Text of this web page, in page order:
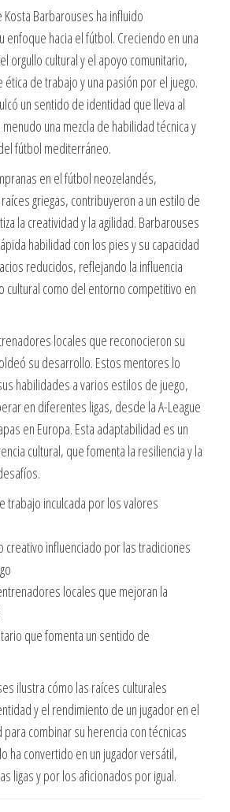
Kosta Barbarouses ha influido
enfoque hacia el fútbol. Creciendo en una
orgullo cultural y el apoyo comunitario,
de trabajo y una pasión por el juego.
un sentido de identidad que lleva al
una mezcla de habilidad técnica y
fútbol mediterráneo.
en el fútbol neozelandés,
griegas, contribuyeron a un estilo de
la creatividad y la agilidad. Barbarouses
habilidad con los pies y su capacidad
reducidos, reflejando la influencia
cultural como del entorno competitivo en
locales que reconocieron su
su desarrollo. Estos mentores lo
habilidades a varios estilos de juego,
en diferentes ligas, desde la A-League
en Europa. Esta adaptabilidad es un
cultural, que fomenta la resiliencia y la
trabajo inculcada por los valores
creativo influenciado por las tradiciones
locales que mejoran la
que fomenta un sentido de
ilustra cómo las raíces culturales
y el rendimiento de un jugador en el
para combinar su herencia con técnicas
ha convertido en un jugador versátil,
ligas y por los aficionados por igual.